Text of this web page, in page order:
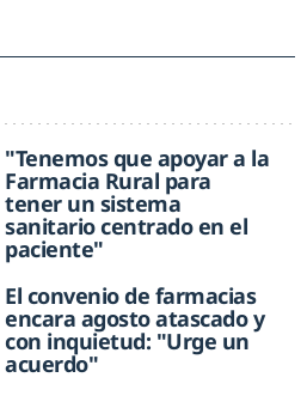
"Tenemos que apoyar a la
Farmacia Rural para
tener un sistema
sanitario centrado en el
paciente"
El convenio de farmacias
encara agosto atascado y
con inquietud: "Urge un
acuerdo"